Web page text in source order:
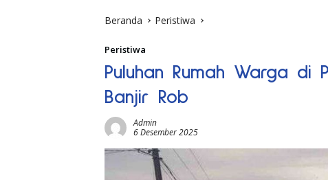
Beranda Peristiwa
Peristiwa
Puluhan Rumah Warga di
Banjir Rob
Admin
6 Desember 2025